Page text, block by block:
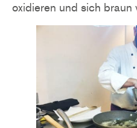
oxidieren und sich braun